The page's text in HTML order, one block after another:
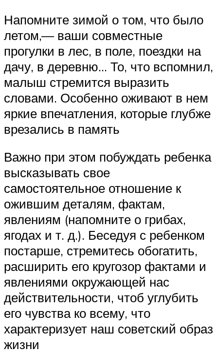
Напомните зимой о том, что было
летом,— ваши совместные
прогулки в лес, в поле, поездки на
дачу, в деревню… То, что вспомнил,
малыш стремится выразить
словами. Особенно оживают в нем
яркие впечатления, которые глубже
врезались в память
Важно при этом побуждать ребенка
высказывать свое
самостоятельное отношение к
ожившим деталям, фактам,
явлениям (напомните о грибах,
ягодах и т. д.). Беседуя с ребенком
постарше, стремитесь обогатить,
расширить его кругозор фактами и
явлениями окружающей нас
действительности, чтоб углубить
его чувства ко всему, что
характеризует наш советский образ
жизни